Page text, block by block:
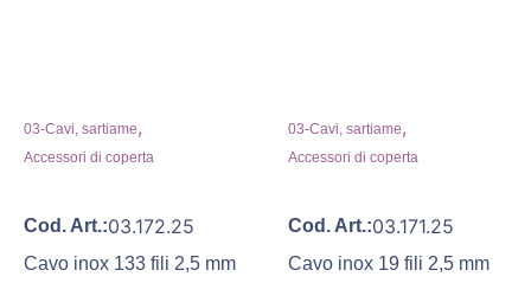
03-Cavi, sartiame,
Accessori di coperta
Cod. Art.:03.172.25
Cavo inox 133 fili 2,5 mm
03-Cavi, sartiame,
Accessori di coperta
Cod. Art.:03.171.25
Cavo inox 19 fili 2,5 mm